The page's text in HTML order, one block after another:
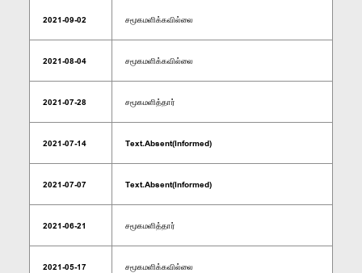
2021-09-02 சமூகமளிக்கவில்லை
2021-08-04 சமூகமளிக்கவில்லை
2021-07-28 சமூகமளித்தார்
2021-07-14 Text.Absent(Informed)
2021-07-07 Text.Absent(Informed)
2021-06-21 சமூகமளித்தார்
2021-05-17 சமூகமளிக்கவில்லை